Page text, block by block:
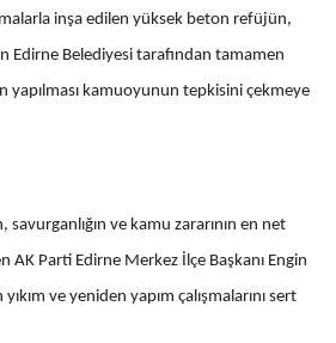
inşa edilen yüksek beton refüjün,
Edirne Belediyesi tarafından tamamen
yapılması kamuoyunun tepkisini çekmeye
savurganlığın ve kamu zararının en net
AK Parti Edirne Merkez İlçe Başkanı Engin
ve yeniden yapım çalışmalarını sert